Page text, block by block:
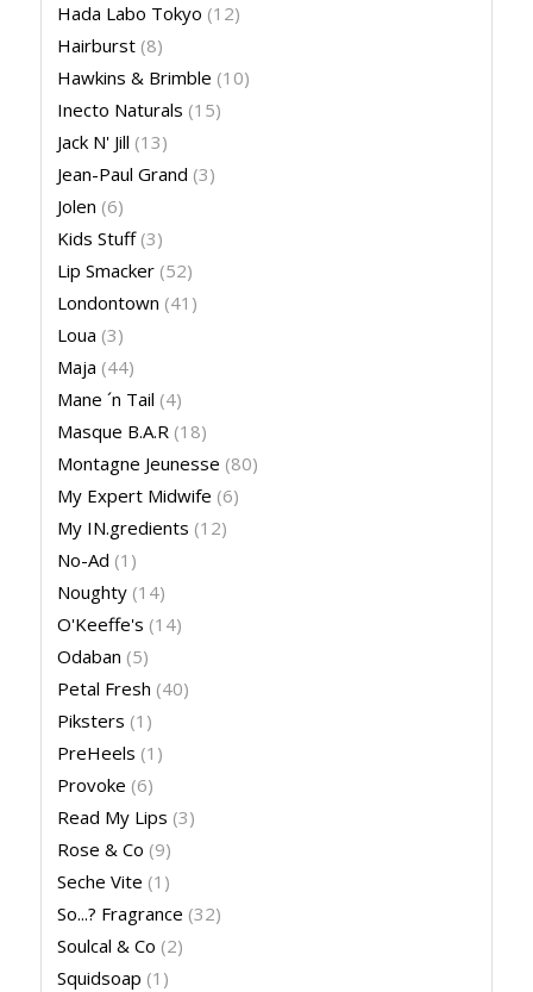
Hada Labo Tokyo (12)
Hairburst (8)
Hawkins & Brimble (10)
Inecto Naturals (15)
Jack N' Jill (13)
Jean-Paul Grand (3)
Jolen (6)
Kids Stuff (3)
Lip Smacker (52)
Londontown (41)
Loua (3)
Maja (44)
Mane ´n Tail (4)
Masque B.A.R (18)
Montagne Jeunesse (80)
My Expert Midwife (6)
My IN.gredients (12)
No-Ad (1)
Noughty (14)
O'Keeffe's (14)
Odaban (5)
Petal Fresh (40)
Piksters (1)
PreHeels (1)
Provoke (6)
Read My Lips (3)
Rose & Co (9)
Seche Vite (1)
So...? Fragrance (32)
Soulcal & Co (2)
Squidsoap (1)